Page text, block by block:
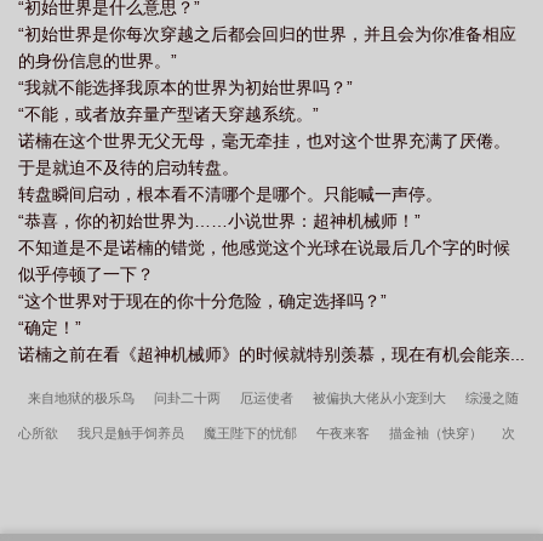
“初始世界是什么意思？”
“初始世界是你每次穿越之后都会回归的世界，并且会为你准备相应
的身份信息的世界。”
“我就不能选择我原本的世界为初始世界吗？”
“不能，或者放弃量产型诸天穿越系统。”
诺楠在这个世界无父无母，毫无牵挂，也对这个世界充满了厌倦。
于是就迫不及待的启动转盘。
转盘瞬间启动，根本看不清哪个是哪个。只能喊一声停。
“恭喜，你的初始世界为……小说世界：超神机械师！”
不知道是不是诺楠的错觉，他感觉这个光球在说最后几个字的时候
似乎停顿了一下？
“这个世界对于现在的你十分危险，确定选择吗？”
“确定！”
诺楠之前在看《超神机械师》的时候就特别羡慕，现在有机会能亲...
来自地狱的极乐鸟 问卦二十两 厄运使者 被偏执大佬从小宠到大 综漫之随
心所欲 我只是触手饲养员 魔王陛下的忧郁 午夜来客 描金袖（快穿） 次